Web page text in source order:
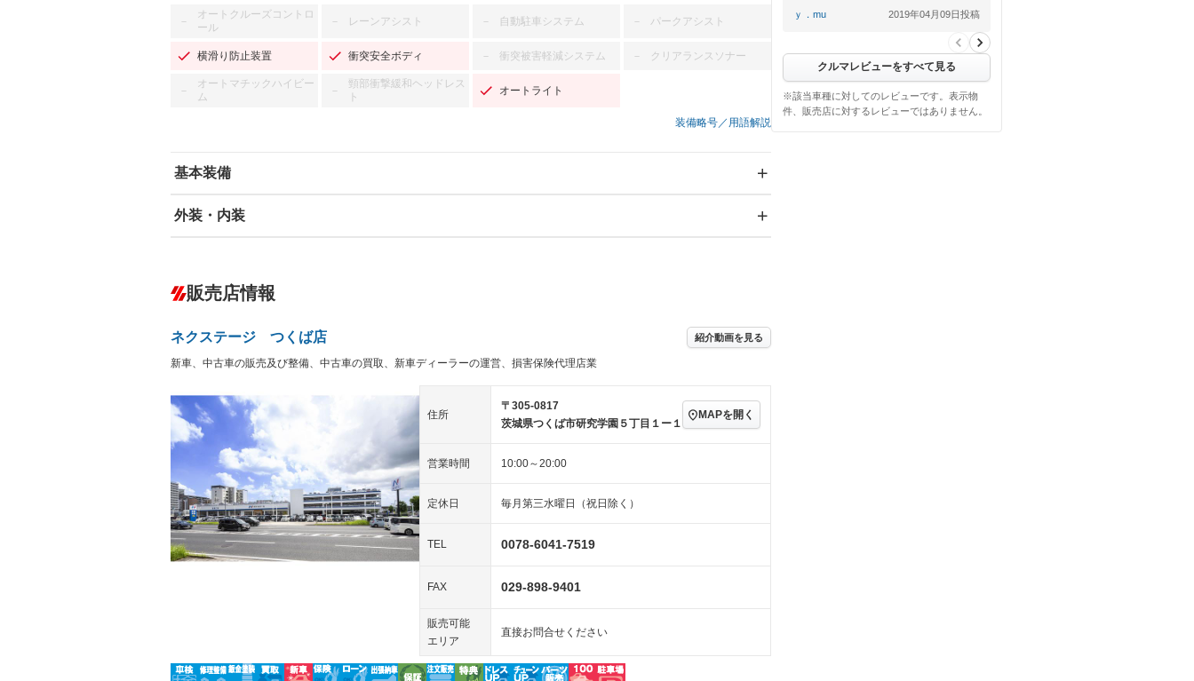
－
オートクルーズコントロ
ール
－ レーンアシスト － 自動駐車システム － パークアシスト
横滑り防止装置 衝突安全ボディ － 衝突被害軽減システム － クリアランスソナー
－
オートマチックハイビー
ム
－
頸部衝撃緩和ヘッドレス
ト
オートライト
装備略号／用語解説
基本装備
エアバッグ：運転席/助手席/サイド
－ ダウンヒルアシストコントロール
センターデフロック
装備略号／用語解説
外装・内装
オーディオ：CDまたはCDチェンジャー／ミュージック
サーバー
－
ー
キーレス
－ LEDヘッドランプ HID(キセノンライト) － ポータブルナビ
－ ETC スマートキー ローダウン
ランフラットタイヤ 3列シート － ベンチシート
フルフラットシート － チップアップシート オットマン
シートヒーター － ウォークスルー 後席モニター
フロントカメラ － シートエアコン
－ ルーフレール － エアサスペンション
販売店情報
ネクステージ つくば店 紹介動画を見る
新車、中古車の販売及び整備、中古車の買取、新車ディーラーの運営、損害保険代理店業
住所
〒305-0817
茨城県つくば市研究学園５丁目１ー１
MAPを開く
営業時間 10:00～20:00
定休日 毎月第三水曜日（祝日除く）
TEL 0078-6041-7519
FAX 029-898-9401
販売可能
エリア
直接お問合せください
【悪い点】・・・
ｙ．mu 2019年04月09日投稿
クルマレビューをすべて見る
※該当車種に対してのレビューです。表示物
件、販売店に対するレビューではありません。